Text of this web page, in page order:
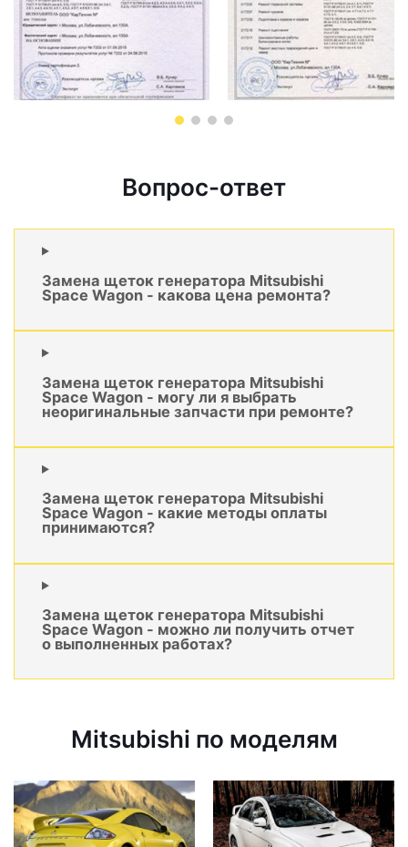
Вопрос-ответ
Замена щеток генератора Mitsubishi
Space Wagon - какова цена ремонта?
Замена щеток генератора Mitsubishi
Space Wagon - могу ли я выбрать
неоригинальные запчасти при ремонте?
Замена щеток генератора Mitsubishi
Space Wagon - какие методы оплаты
принимаются?
Замена щеток генератора Mitsubishi
Space Wagon - можно ли получить отчет
о выполненных работах?
Mitsubishi по моделям